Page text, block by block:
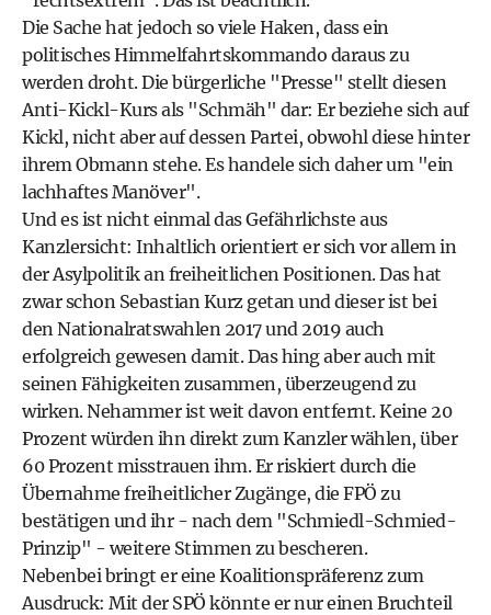
Die Sache hat jedoch so viele Haken, dass ein
politisches Himmelfahrtskommando daraus zu
werden droht. Die bürgerliche "Presse" stellt diesen
Anti-Kickl-Kurs als "Schmäh" dar: Er beziehe sich auf
Kickl, nicht aber auf dessen Partei, obwohl diese hinter
ihrem Obmann stehe. Es handele sich daher um "ein
lachhaftes Manöver".
Und es ist nicht einmal das Gefährlichste aus
Kanzlersicht: Inhaltlich orientiert er sich vor allem in
der Asylpolitik an freiheitlichen Positionen. Das hat
zwar schon Sebastian Kurz getan und dieser ist bei
den Nationalratswahlen 2017 und 2019 auch
erfolgreich gewesen damit. Das hing aber auch mit
seinen Fähigkeiten zusammen, überzeugend zu
wirken. Nehammer ist weit davon entfernt. Keine 20
Prozent würden ihn direkt zum Kanzler wählen, über
60 Prozent misstrauen ihm. Er riskiert durch die
Übernahme freiheitlicher Zugänge, die FPÖ zu
bestätigen und ihr - nach dem "Schmiedl-Schmied-
Prinzip" - weitere Stimmen zu bescheren.
Nebenbei bringt er eine Koalitionspräferenz zum
Ausdruck: Mit der SPÖ könnte er nur einen Bruchteil